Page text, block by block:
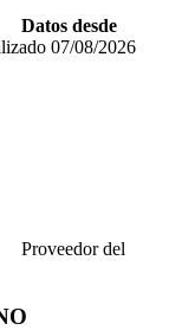
Datos desde
07/08/2026
Proveedor del